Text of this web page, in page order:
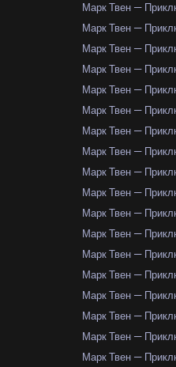
Марк Твен —
Марк Твен —
Марк Твен —
Марк Твен —
Марк Твен —
Марк Твен —
Марк Твен —
Марк Твен —
Марк Твен —
Марк Твен —
Марк Твен —
Марк Твен —
Марк Твен —
Марк Твен —
Марк Твен —
Марк Твен —
Марк Твен —
Марк Твен —